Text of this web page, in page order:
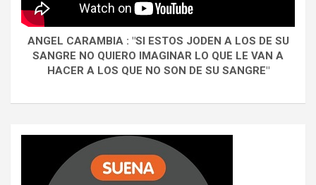
ANGEL CARAMBIA : "SI ESTOS JODEN A LOS DE SU
SANGRE NO QUIERO IMAGINAR LO QUE LE VAN A
HACER A LOS QUE NO SON DE SU SANGRE"